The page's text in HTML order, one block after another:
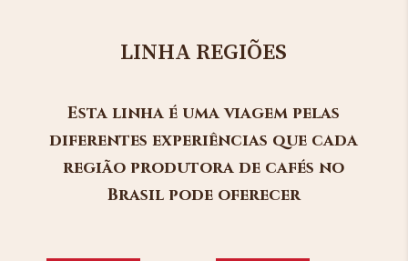
LINHA REGIÕES
Esta linha é uma viagem pelas
diferentes experiências que cada
região produtora de cafés no
Brasil pode oferecer